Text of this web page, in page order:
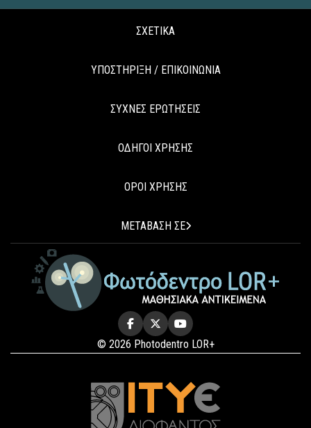
ΣΧΕΤΙΚΑ
ΥΠΟΣΤΗΡΙΞΗ / ΕΠΙΚΟΙΝΩΝΙΑ
ΣΥΧΝΕΣ ΕΡΩΤΗΣΕΙΣ
ΟΔΗΓΟΙ ΧΡΗΣΗΣ
ΟΡΟΙ ΧΡΗΣΗΣ
ΜΕΤΑΒΑΣΗ ΣΕ
© 2026 Photodentro LOR+